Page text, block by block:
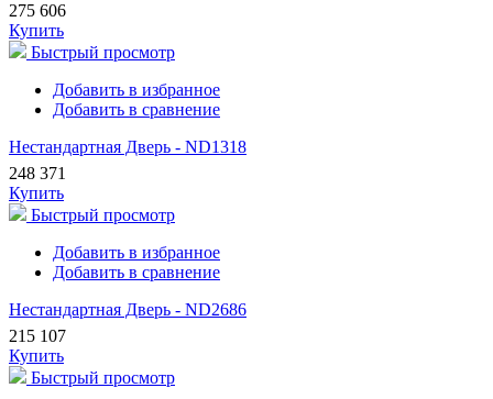
275 606
Купить
Быстрый просмотр
Добавить в избранное
Добавить в сравнение
Нестандартная Дверь - ND1318
248 371
Купить
Быстрый просмотр
Добавить в избранное
Добавить в сравнение
Нестандартная Дверь - ND2686
215 107
Купить
Быстрый просмотр